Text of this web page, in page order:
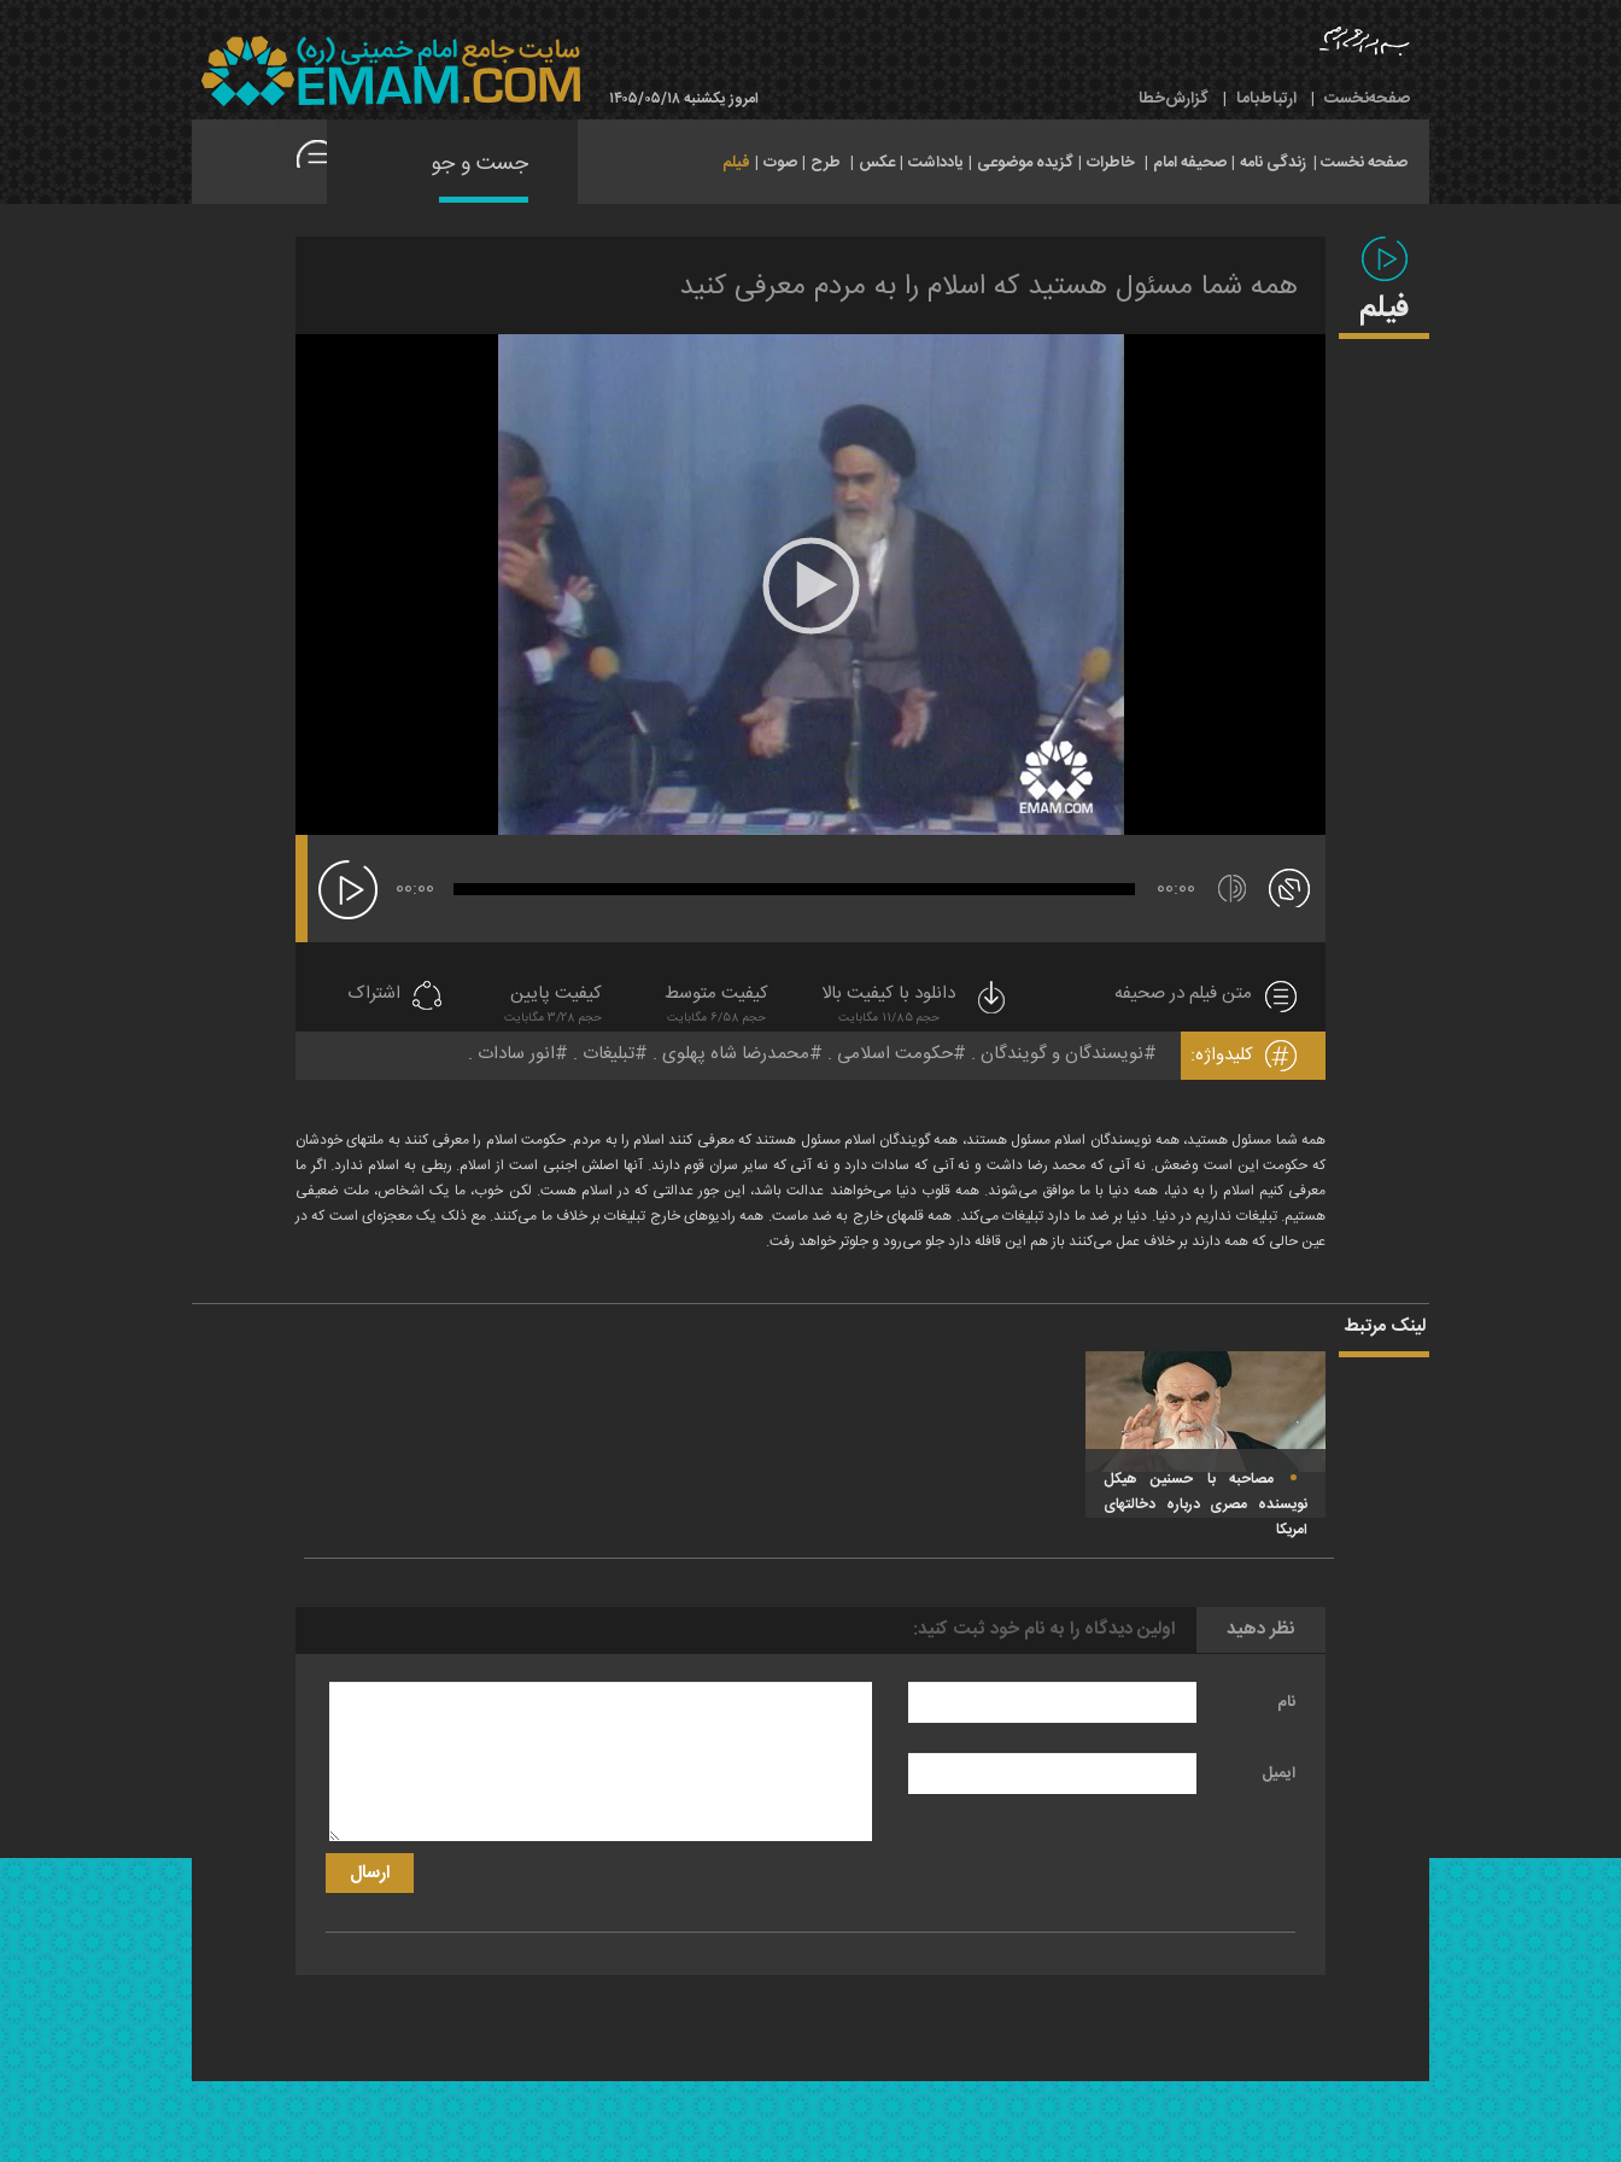
صفحه‌نخست | ارتباط‌با‌ما | گزارش‌خطا امروز یکشنبه ۱۴۰۵/۰۵/۱۸
صفحه نخست | زندگی نامه |صحیفه امام | خاطرات |گزیده موضوعی | یادداشت |عکس | طرح |صوت | فیلم
فیلم همه شما مسئول هستید که اسلام را به مردم معرفی کنید
00:00 00:00
متن فیلم در صحیفه دانلود با کیفیت بالا
حجم 11/85 مگابایت
کیفیت متوسط
حجم 6/58 مگابایت
کیفیت پایین
حجم 3/28 مگابایت
اشتراک
کلیدواژه: نویسندگان و گویندگان حکومت اسلامی محمدرضا شاه پهلوی تبلیغات انور سادات
همه شما مسئول هستید، همه نویسندگان اسلام مسئول هستند، همه گویندگان اسلام مسئول هستند که معرفی کنند اسلام را به مردم. حکومت اسلام را معرفی کنند به ملتهای خودشان
که حکومت این است وضعش. نه آنی که محمد رضا داشت و نه آنی که سادات دارد و نه آنی که سایر سران قوم دارند. آنها اصلش اجنبی است از اسلام. ربطی به اسلام ندارد. اگر ما
معرفی‌ کنیم اسلام را به دنیا، همه دنیا با ما موافق می‌شوند. همه قلوب دنیا می‌خواهند عدالت باشد، این جور عدالتی که در اسلام هست. لکن خوب، ما یک اشخاص، ملت ضعیفی
هستیم. تبلیغات نداریم در دنیا. دنیا بر ضد ما دارد تبلیغات می‌کند. همه قلمهای خارج به ضد ماست. همه رادیوهای خارج تبلیغات بر خلاف ما می‌کنند. مع ذلک یک معجزه‌ای است که در
عین حالی که همه دارند بر خلاف عمل می‌کنند باز هم این قافله دارد جلو می‌رود و جلوتر خواهد رفت.
لینک مرتبط
مصاحبه با حسنین هیکل
نویسنده مصری درباره دخالتهای
امریکا
نظر دهید اولین دیدگاه را به نام خود ثبت کنید:
نام
ایمیل